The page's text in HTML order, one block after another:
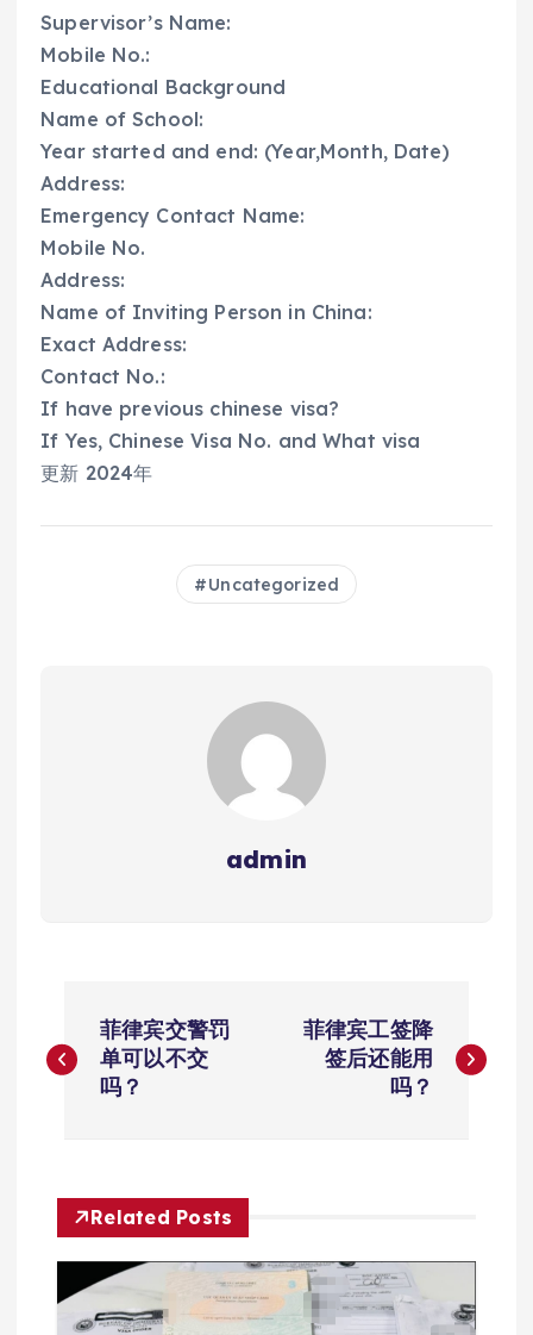
Supervisor’s Name:
Mobile No.:
Educational Background
Name of School:
Year started and end: (Year,Month, Date)
Address:
Emergency Contact Name:
Mobile No.
Address:
Name of Inviting Person in China:
Exact Address:
Contact No.:
If have previous chinese visa?
If Yes, Chinese Visa No. and What visa
更新 2024年
Uncategorized
admin
章
航
菲律宾交警罚
单可以不交
吗？
菲律宾工签降
签后还能用
吗？
Related Posts